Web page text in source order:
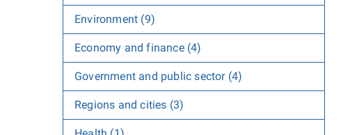
Environment (9)
Economy and finance (4)
Government and public sector (4)
Regions and cities (3)